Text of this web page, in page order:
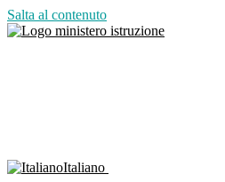
Salta al contenuto
Italiano